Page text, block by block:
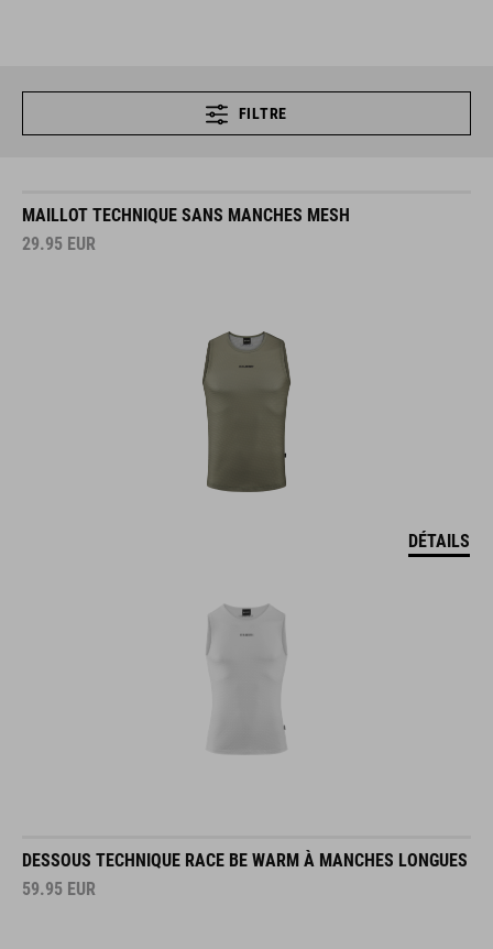
FILTRE
MAILLOT TECHNIQUE SANS MANCHES MESH
29.95 EUR
DÉTAILS
DESSOUS TECHNIQUE RACE BE WARM À MANCHES LONGUES
59.95 EUR